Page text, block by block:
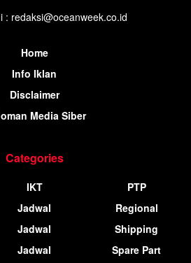
: redaksi@oceanweek.co.id
Home
Info Iklan
Disclaimer
Media Siber
Categories
IKT
Jadwal
Jadwal
Jadwal
PTP
Regional
Shipping
Spare Part